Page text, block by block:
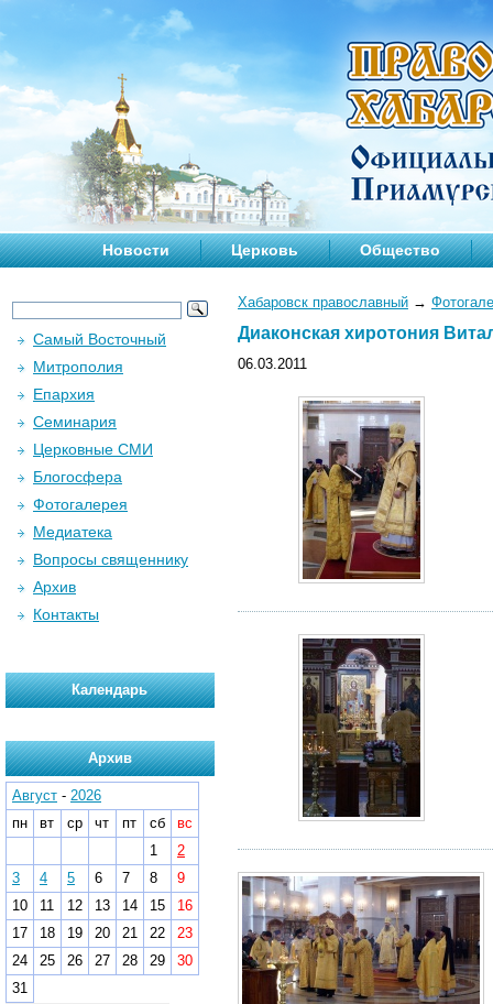
Новости Церковь Общество
Хабаровск православный →
Диаконская хиротония
06.03.2011
Самый Восточный
Митрополия
Епархия
Семинария
Церковные СМИ
Блогосфера
Фотогалерея
Медиатека
Вопросы священнику
Архив
Контакты
Календарь
Архив
Август - 2026
пн
вт ср чт пт сб
вс
1
2
3
4 5 6 7 8
9
10
11 12 13 14 15
16
17
18 19 20 21 22
23
24
25 26 27 28 29
30
31